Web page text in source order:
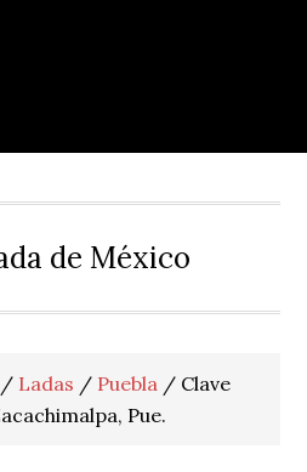
de México
/ Ladas / Puebla / Clave
Pue.